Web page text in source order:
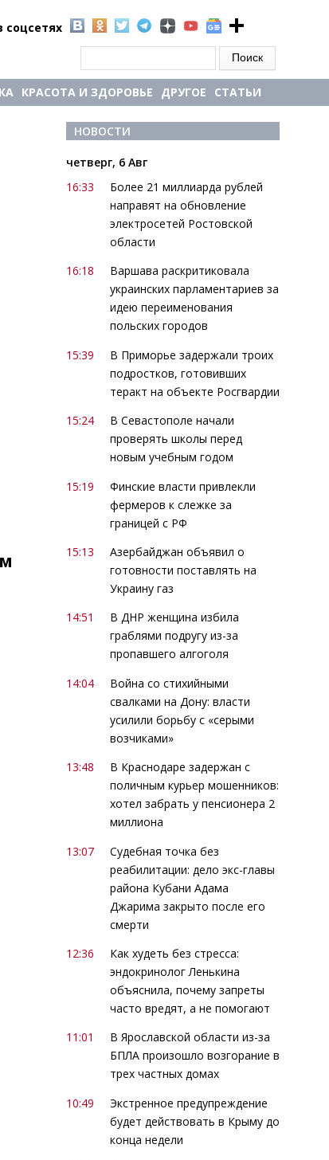
соцсетях
КРАСОТА И ЗДОРОВЬЕ ДРУГОЕ СТАТЬИ
НОВОСТИ
четверг, 6 Авг
16:33
Более 21 миллиарда рублей
направят на обновление
электросетей Ростовской
области
16:18
Варшава раскритиковала
украинских парламентариев за
идею переименования
польских городов
15:39
В Приморье задержали троих
подростков, готовивших
теракт на объекте Росгвардии
15:24
В Севастополе начали
проверять школы перед
новым учебным годом
15:19
Финские власти привлекли
фермеров к слежке за
границей с РФ
15:13
Азербайджан объявил о
готовности поставлять на
Украину газ
14:51
В ДНР женщина избила
граблями подругу из-за
пропавшего алгоголя
14:04
Война со стихийными
свалками на Дону: власти
усилили борьбу с «серыми
возчиками»
13:48
В Краснодаре задержан с
поличным курьер мошенников:
хотел забрать у пенсионера 2
миллиона
13:07
Судебная точка без
реабилитации: дело экс-главы
района Кубани Адама
Джарима закрыто после его
смерти
12:36
Как худеть без стресса:
эндокринолог Ленькина
объяснила, почему запреты
часто вредят, а не помогают
11:01
В Ярославской области из-за
БПЛА произошло возгорание в
трех частных домах
10:49
Экстренное предупреждение
будет действовать в Крыму до
конца недели